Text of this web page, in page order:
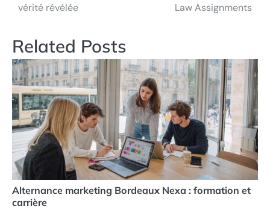
vérité révélée Law Assignments
Related Posts
Alternance marketing Bordeaux Nexa : formation et
carrière